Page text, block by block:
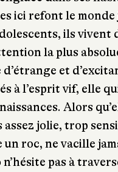
ici refont le monde
ils vivent
la plus
et
à l’esprit vif, elle qui
Alors
jolie, trop
un roc, ne vacille
pas à